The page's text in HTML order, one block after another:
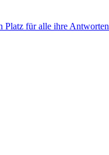
Platz für alle ihre Antworten